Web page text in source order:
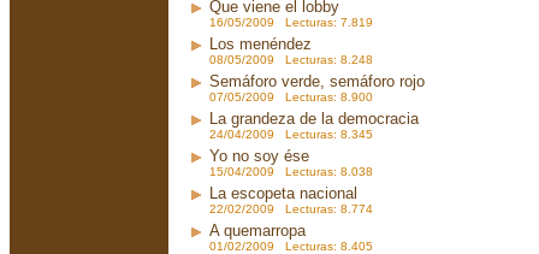
Que viene el lobby
16/05/2009 Lecturas: 7.819
Los menéndez
08/05/2009 Lecturas: 8.248
Semáforo verde, semáforo rojo
07/05/2009 Lecturas: 8.900
La grandeza de la democracia
24/04/2009 Lecturas: 8.345
Yo no soy ése
15/04/2009 Lecturas: 8.038
La escopeta nacional
22/02/2009 Lecturas: 8.774
A quemarropa
01/02/2009 Lecturas: 8.405